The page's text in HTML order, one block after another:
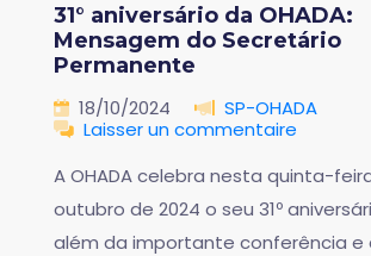
31° aniversário da OHADA:
Mensagem do Secretário
Permanente
18/10/2024
SP-OHADA
Laisser un commentaire
A OHADA celebra nesta quinta-
outubro de 2024 o seu 31º
além da importante conferência e